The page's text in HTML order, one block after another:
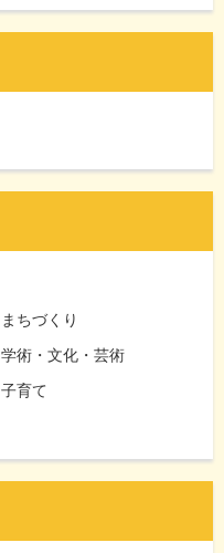
まちづくり
学術・文化・芸術
子育て